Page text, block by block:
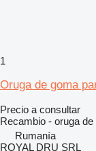
1
Oruga de goma
Precio a consultar
Recambio - oruga de
Rumanía
ROYAL DRU SRL